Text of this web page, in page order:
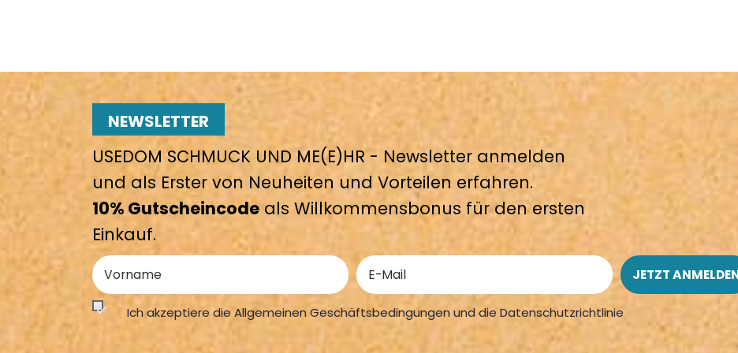
NEWSLETTER
USEDOM SCHMUCK UND ME(E)HR - Newsletter anmelden
und als Erster von Neuheiten und Vorteilen erfahren.
10% Gutscheincode als Willkommensbonus für den ersten
Einkauf.
Ich akzeptiere die Allgemeinen Geschäftsbedingungen und die Datenschutzrichtlinie